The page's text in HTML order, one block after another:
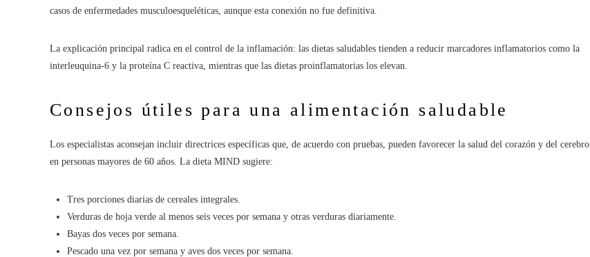
casos de enfermedades musculoesqueléticas, aunque esta conexión no fue definitiva.
La explicación principal radica en el control de la inflamación: las dietas saludables tienden a reducir marcadores inflamatorios como la
interleuquina-6 y la proteína C reactiva, mientras que las dietas proinflamatorias los elevan.
Consejos útiles para una alimentación saludable
Los especialistas aconsejan incluir directrices específicas que, de acuerdo con pruebas, pueden favorecer la salud del corazón y del cerebro
en personas mayores de 60 años. La dieta MIND sugiere:
Tres porciones diarias de cereales integrales.
Verduras de hoja verde al menos seis veces por semana y otras verduras diariamente.
Bayas dos veces por semana.
Pescado una vez por semana y aves dos veces por semana.